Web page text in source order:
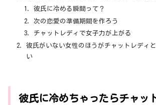
彼氏に冷める瞬間って？
次の恋愛の準備期間を作ろう
チャットレディで女子力が上がる
彼氏がいない女性のほうがチャットレディ
い
彼氏に冷めちゃったらチャッ